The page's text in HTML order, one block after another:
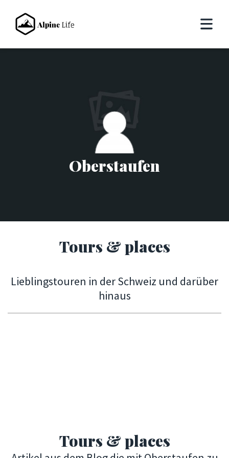
Oberstaufen
Tours & places
Lieblingstouren in der Schweiz und darüber
hinaus
Tours & places